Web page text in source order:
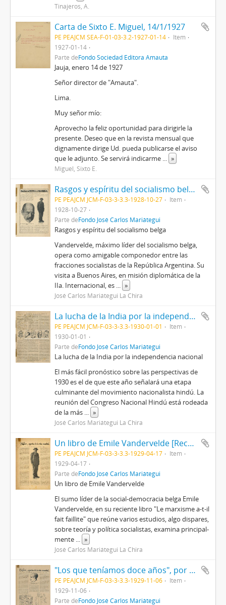
Tinajeros, A.
Carta de Sixto E. Miguel, 14/1/1927
PE PEAJCM SEA-F-01-03-3.2-1927-01-14
Item
1927-01-14
Parte deFondo Sociedad Editora Amauta
Jauja, enero 14 de 1927
Señor director de "Amauta".
Lima.
Muy señor mío:
Aprovecho la feliz oportunidad para dirigirle la
presente. Deseo que en la revista mensual que
dignamente dirige Ud. pueda publicarse el aviso
que le adjunto. Se servirá indicarme ... »
Miguel, Sixto E.
Rasgos y espíritu del socialismo belga [Recorte de prensa]
PE PEAJCM JCM-F-03-3-3.3-1928-10-27
Item
1928-10-27
Parte deFondo José Carlos Mariátegui
Rasgos y espíritu del socialismo belga
Vandervelde, máximo líder del socialismo belga,
opera como amigable componedor entre las
fracciones socialistas de la República Argentina. Su
visita a Buenos Aires, en misión diplomática de la
IIa. Internacional, es ... »
José Carlos Mariátegui La Chira
La lucha de la India por la independencia nacional [Recorte de prensa]
PE PEAJCM JCM-F-03-3-3.3-1930-01-01
Item
1930-01-01
Parte deFondo José Carlos Mariátegui
La lucha de la India por la independencia nacional
El más fácil pronóstico sobre las perspectivas de
1930 es el de que este año señalará una etapa
culminante del movimiento nacionalista hindú. La
reunión del Congreso Nacional Hindú está rodeada
de la más ... »
José Carlos Mariátegui La Chira
Un libro de Emile Vandervelde [Recorte de prensa]
PE PEAJCM JCM-F-03-3-3.3-1929-04-17
Item
1929-04-17
Parte deFondo José Carlos Mariátegui
Un libro de Emile Vandervelde
El sumo líder de la social-democracia belga Emile
Vandervelde, en su reciente libro "Le marxisme a-t-il
fait faillite" que reúne varios estu­dios, algo dispares,
sobre teoría y po­lítica socialistas, examina principal­
mente ... »
José Carlos Mariátegui La Chira
"Los que teníamos doce años", por Ernst Glaeser [Recorte de prensa]
PE PEAJCM JCM-F-03-3-3.3-1929-11-06
Item
1929-11-06
Parte deFondo José Carlos Mariátegui